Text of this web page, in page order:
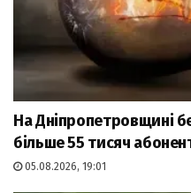
На Дніпропетровщині
більше 55 тисяч
05.08.2026, 19:01